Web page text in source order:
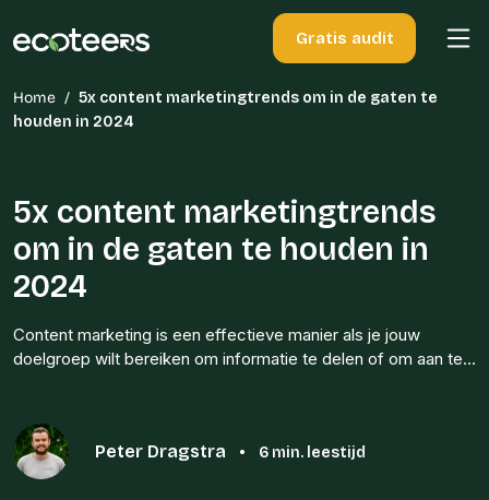
Gratis audit
Home / 5x content marketingtrends om in de gaten te
houden in 2024
5x content marketingtrends
om in de gaten te houden in
2024
Content marketing is een effectieve manier als je jouw
doelgroep wilt bereiken om informatie te delen of om aan te…
Peter Dragstra • 6 min. leestijd